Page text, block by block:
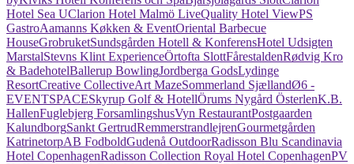
Hotel Sea UClarion Hotel Malmö LiveQuality Hotel ViewPS
GastroAamanns Køkken & EventOriental Barbecue
HouseGrobruketSundsgården Hotell & KonferensHotel Udsigten
MarstalStevns Klint ExperienceÖrtofta SlottFårestaldenRødvig Kro
& BadehotelBallerup BowlingJordberga GodsLydinge
ResortCreative CollectiveArt MazeSommerland SjællandØ6 -
EVENTSPACESkyrup Golf & HotellÖrums Nygård ÖsterlenK.B.
HallenFuglebjerg ForsamlingshusVyn RestaurantPostgaarden
KalundborgSankt GertrudRemmerstrandlejrenGourmetgården
KatrinetorpAB FodboldGudenå OutdoorRadisson Blu Scandinavia
Hotel CopenhagenRadisson Collection Royal Hotel CopenhagenPV